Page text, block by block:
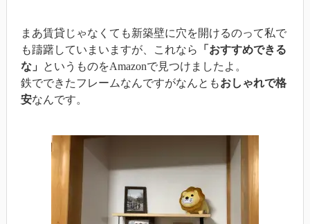
まあ賃貸じゃなくても新築壁に穴を開けるのって私で
も躊躇していまいますが、これなら
「おすすめできる
な」
というものをAmazonで見つけましたよ。
鉄でできたフレームなんですがなんともおしゃれで格
安なんです。